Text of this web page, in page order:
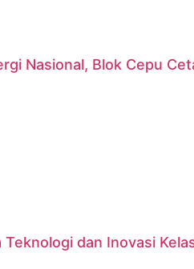
Nasional, Blok Cepu
Teknologi dan Inovasi